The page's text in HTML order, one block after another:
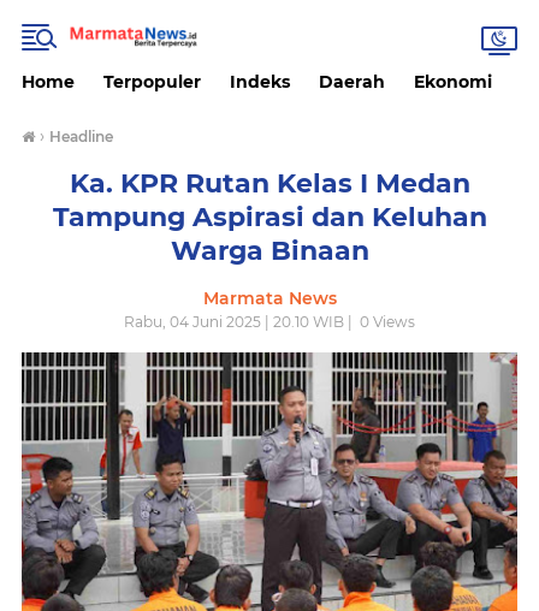
Home Terpopuler Indeks Daerah Ekonomi
› Headline
Ka. KPR Rutan Kelas I Medan
Tampung Aspirasi dan Keluhan
Warga Binaan
Marmata News
Rabu, 04 Juni 2025 | 20.10 WIB | 0 Views